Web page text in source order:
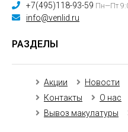
+7(495)118-93-59 Пн—Пт
info@venlid.ru
РАЗДЕЛЫ
Акции Новости
Контакты
О нас
Вывоз макулатуры